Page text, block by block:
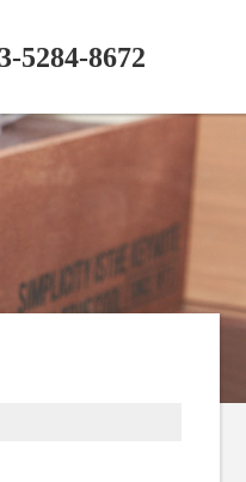
5284-8672